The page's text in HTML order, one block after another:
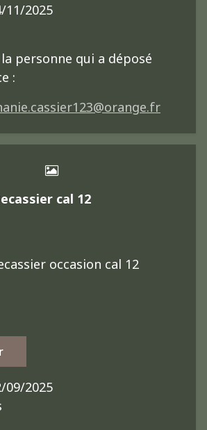
11/2025
personne qui a déposé
:
cal 12
occasion cal 12
09/2025